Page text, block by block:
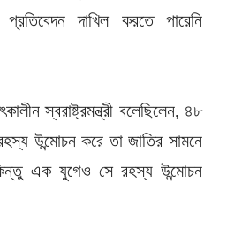
দাখিল করতে পারেনি
স্বরাষ্ট্রমন্ত্রী বলেছিলেন, ৪৮
উন্মোচন করে তা জাতির সামনে
এক যুগেও সে রহস্য উন্মোচন